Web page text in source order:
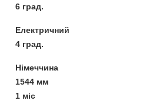
6 град.
Електричний
4 град.
Німеччина
1544 мм
1 міс